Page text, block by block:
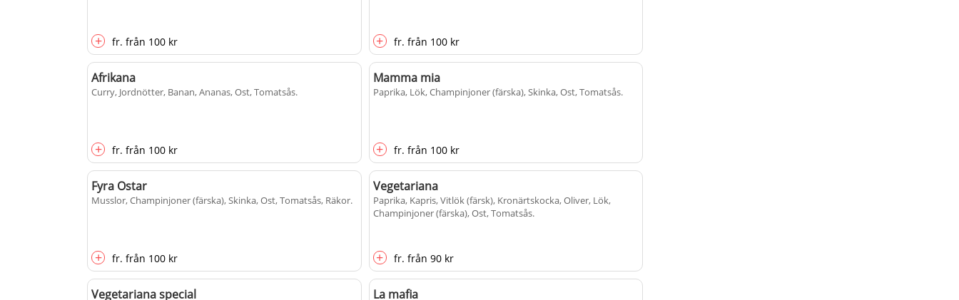
+ fr. från 100 kr + fr. från 100 kr
Afrikana
Curry, Jordnötter, Banan, Ananas, Ost, Tomatsås.
+ fr. från 100 kr
Mamma mia
Paprika, Lök, Champinjoner (färska), Skinka, Ost, Tomatsås.
+ fr. från 100 kr
Fyra Ostar
Musslor, Champinjoner (färska), Skinka, Ost, Tomatsås, Räkor.
+ fr. från 100 kr
Vegetariana
Paprika, Kapris, Vitlök (färsk), Kronärtskocka, Oliver, Lök,
Champinjoner (färska), Ost, Tomatsås.
+ fr. från 90 kr
Vegetariana special La mafia